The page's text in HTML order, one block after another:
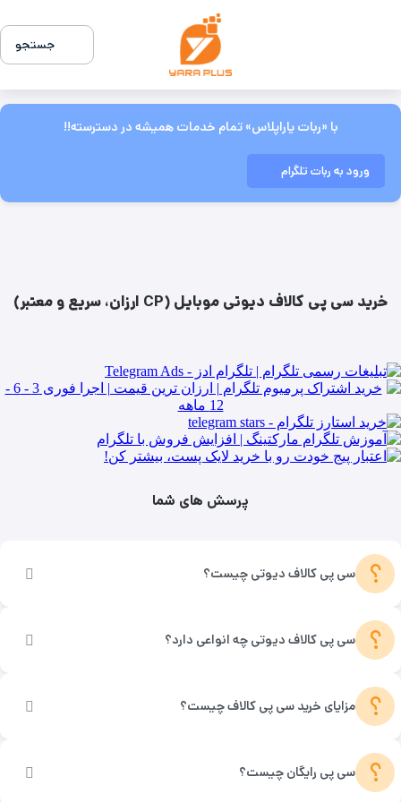
جستجو
با «ربات یاراپلاس» تمام خدمات همیشه در دسترسته!!
ورود به ربات تلگرام
خرید سی پی کالاف دیوتی موبایل (CP ارزان، سریع و معتبر)
پرسش های شما
؟ سی پی کالاف دیوتی چیست؟
؟ سی پی کالاف دیوتی چه انواعی دارد؟
؟ مزایای خرید سی پی کالاف چیست؟
؟ سی پی رایگان چیست؟